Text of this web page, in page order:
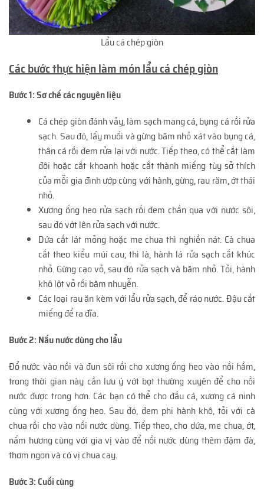
Lẩu cá chép giòn
Các bước thực hiện làm món lẩu cá chép giòn
Bước 1: Sơ chế các nguyên liệu
Cá chép giòn đánh vảy, làm sạch mang cá, bụng cá rồi rửa
sạch. Sau đó, lấy muối và gừng băm nhỏ xát vào bụng cá,
thân cá rồi đem rửa lại với nước. Tiếp theo, có thể cắt làm
đôi hoặc cắt khoanh hoặc cắt thành miếng tùy sở thích
của mỗi gia đình ướp cùng với hành, gừng, rau răm, ớt thái
nhỏ.
Xương ống heo rửa sạch rồi đem chần qua với nước sôi,
sau đó vớt lên rửa sạch với nước.
Dứa cắt lát mỏng hoặc me chua thì nghiền nát. Cà chua
cắt theo kiểu múi cau; thì là, hành lá rửa sạch cắt khúc
nhỏ. Gừng cạo vỏ, sau đó rửa sạch và băm nhỏ. Tỏi, hành
khô lột vỏ rồi băm nhuyễn.
Các loại rau ăn kèm với lẩu rửa sạch, để ráo nước. Đậu cắt
miếng để ra đĩa.
Bước 2: Nấu nước dùng cho lẩu
Đổ nước vào nồi và đun sôi rồi cho xương ống heo vào nồi hầm,
trong thời gian này cần lưu ý vớt bọt thường xuyên để cho nồi
nước được trong hơn. Các bạn có thể cho đầu cá, xương cá ninh
cùng với xương ống heo. Sau đó, đem phi hành khô, tỏi với cà
chua rồi cho vào nồi nước dùng. Tiếp theo, cho dứa, me chua, ớt,
nấm hương cùng với gia vị vào để nồi nước dùng thêm đậm đà,
thơm ngon và có vị chua cay.
Bước 3: Cuối cùng